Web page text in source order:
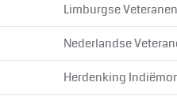
Limburgse
Nederlandse
Herdenking